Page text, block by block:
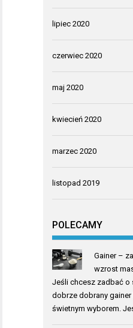
lipiec 2020
czerwiec 2020
maj 2020
kwiecień 2020
marzec 2020
listopad 2019
POLECAMY
Gainer –
wzrost
Jeśli chcesz zadbać o
dobrze dobrany
świetnym wyborem.